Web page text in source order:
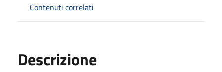
Contenuti correlati
Descrizione